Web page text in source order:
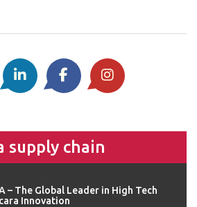
supply chain
– The Global Leader in High Tech
Innovation